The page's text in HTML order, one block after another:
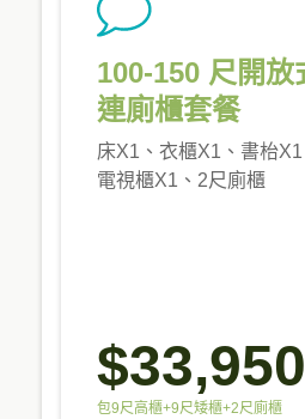
100-150 尺開放
連廁櫃套餐
床X1、衣櫃X1、書枱X1
電視櫃X1、2尺廁櫃
$33,950
包9尺高櫃+9尺矮櫃+2尺廁櫃